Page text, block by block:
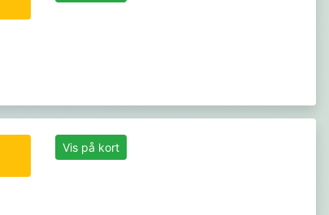
Vis på kort